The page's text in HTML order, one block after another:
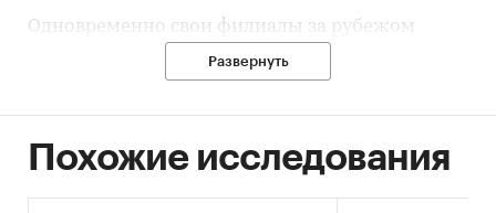
Одновременно свои филиалы за рубежом
смогут открыть лишь 3-5 российских
страховщиков. Причины – значи-тельные
Solvency II , в развивающихся стра-нах –
Развернуть
Похожие исследования